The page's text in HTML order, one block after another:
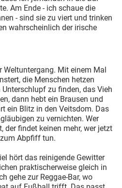
Am Ende - ich schaue die
- sind sie zu viert und trinken
wahrscheinlich der irische
Weltuntergang. Mit einem Mal
die Menschen hetzen
zu finden, das Vieh
dann hebt ein Brausen und
ein Blitz in den Veitsdom. Das
zu vernichten. Wer
der findet keinen mehr, wer jetzt
Abpfiff tun.
hört das reinigende Gewitter
praktischerweise gleich in
gehe zur Reggae-Bar, wo